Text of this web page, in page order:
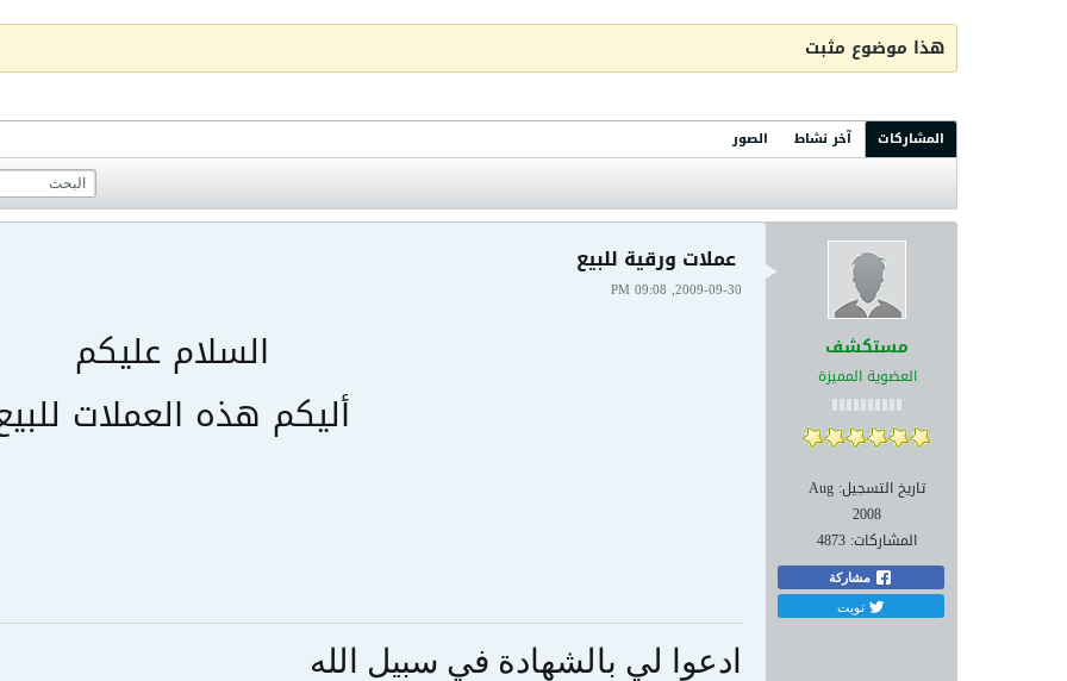
هذا موضوع مثبت
المشاركات آخر نشاط الصور
مستكشف
العضوية المميزة
تاريخ التسجيل: Aug
2008
المشاركات: 4873
مشاركة
تويت
عملات ورقية للبيع
2009-09-30, 09:08 PM
السلام عليكم
أليكم هذه العملات
ادعوا لي بالشهادة في سبيل الله